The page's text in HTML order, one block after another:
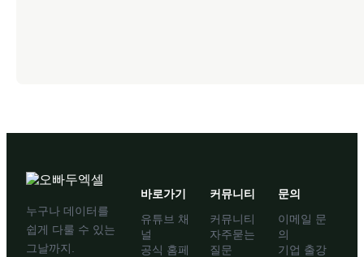
누구나 데이터를
쉽게 다룰 수 있는
그날까지.
바로가기
유튜브 채
널
공식 홈페
커뮤니티
커뮤니티
자주묻는
질문
문의
이메일 문
의
기업 출강